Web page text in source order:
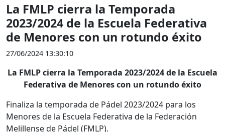
La FMLP cierra la Temporada
2023/2024 de la Escuela Federativa
de Menores con un rotundo éxito
27/06/2024 13:30:10
La FMLP cierra la Temporada 2023/2024 de la Escuela
Federativa de Menores con un rotundo éxito
Finaliza la temporada de Pádel 2023/2024 para los
Menores de la Escuela Federativa de la Federación
Melillense de Pádel (FMLP).